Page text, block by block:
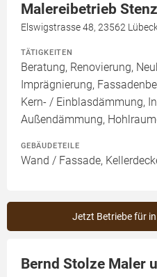
Malereibetrieb
Elswigstrasse 48, 23562
TÄTIGKEITEN
Beratung, Renovierung,
Imprägnierung,
Kern- / Einblasdämmung,
Außendämmung,
GEBÄUDETEILE
Wand / Fassade,
Jetzt Betriebe für
Bernd Stolze Maler